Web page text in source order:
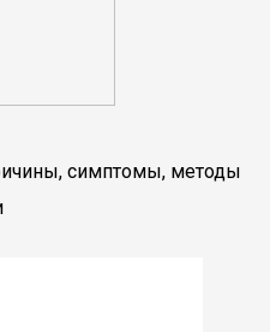
симптомы, методы